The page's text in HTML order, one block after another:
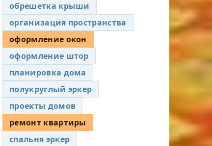
обрешетка крыши
организация пространства
оформление окон
оформление штор
планировка дома
полукруглый эркер
проекты домов
ремонт квартиры
спальня эркер